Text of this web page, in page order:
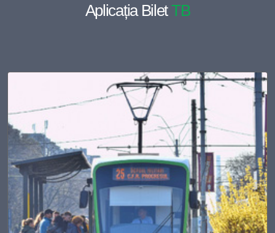
Aplicația BiletTB